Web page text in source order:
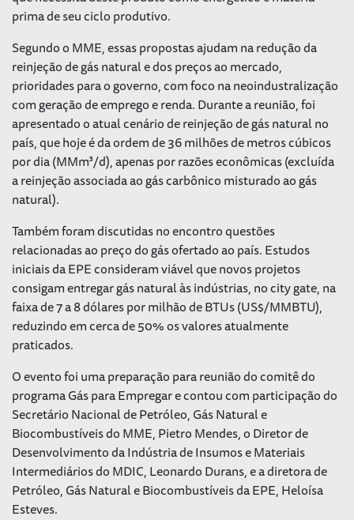
prima de seu ciclo produtivo.
Segundo o MME, essas propostas ajudam na redução da
reinjeção de gás natural e dos preços ao mercado,
prioridades para o governo, com foco na neoindustralização
com geração de emprego e renda. Durante a reunião, foi
apresentado o atual cenário de reinjeção de gás natural no
país, que hoje é da ordem de 36 milhões de metros cúbicos
por dia (MMm³/d), apenas por razões econômicas (excluída
a reinjeção associada ao gás carbônico misturado ao gás
natural).
Também foram discutidas no encontro questões
relacionadas ao preço do gás ofertado ao país. Estudos
iniciais da EPE consideram viável que novos projetos
consigam entregar gás natural às indústrias, no city gate, na
faixa de 7 a 8 dólares por milhão de BTUs (US$/MMBTU),
reduzindo em cerca de 50% os valores atualmente
praticados.
O evento foi uma preparação para reunião do comitê do
programa Gás para Empregar e contou com participação do
Secretário Nacional de Petróleo, Gás Natural e
Biocombustíveis do MME, Pietro Mendes, o Diretor de
Desenvolvimento da Indústria de Insumos e Materiais
Intermediários do MDIC, Leonardo Durans, e a diretora de
Petróleo, Gás Natural e Biocombustíveis da EPE, Heloísa
Esteves.